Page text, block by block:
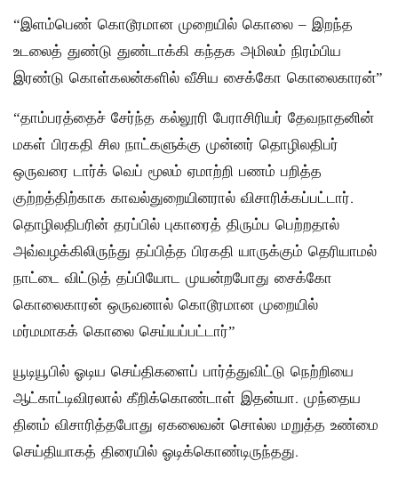
“இளம்பெண் கொடூரமான முறையில் கொலை – இறந்த
உடலைத் துண்டு துண்டாக்கி கந்தக அமிலம் நிரம்பிய
இரண்டு கொள்கலன்களில் வீசிய சைக்கோ கொலைகாரன்”
“தாம்பரத்தைச் சேர்ந்த கல்லூரி பேராசிரியர் தேவநாதனின்
மகள் பிரகதி சில நாட்களுக்கு முன்னர் தொழிலதிபர்
ஒருவரை டார்க் வெப் மூலம் ஏமாற்றி பணம் பறித்த
குற்றத்திற்காக காவல்துறையினரால் விசாரிக்கப்பட்டார்.
தொழிலதிபரின் தரப்பில் புகாரைத் திரும்ப பெற்றதால்
அவ்வழக்கிலிருந்து தப்பித்த பிரகதி யாருக்கும் தெரியாமல்
நாட்டை விட்டுத் தப்பியோட முயன்றபோது சைக்கோ
கொலைகாரன் ஒருவனால் கொடூரமான முறையில்
மர்மமாகக் கொலை செய்யப்பட்டார்”
யூடியூபில் ஓடிய செய்திகளைப் பார்த்துவிட்டு நெற்றியை
ஆட்காட்டிவிரலால் கீறிக்கொண்டாள் இதன்யா. முந்தைய
தினம் விசாரித்தபோது ஏகலைவன் சொல்ல மறுத்த உண்மை
செய்தியாகத் திரையில் ஓடிக்கொண்டிருந்தது.